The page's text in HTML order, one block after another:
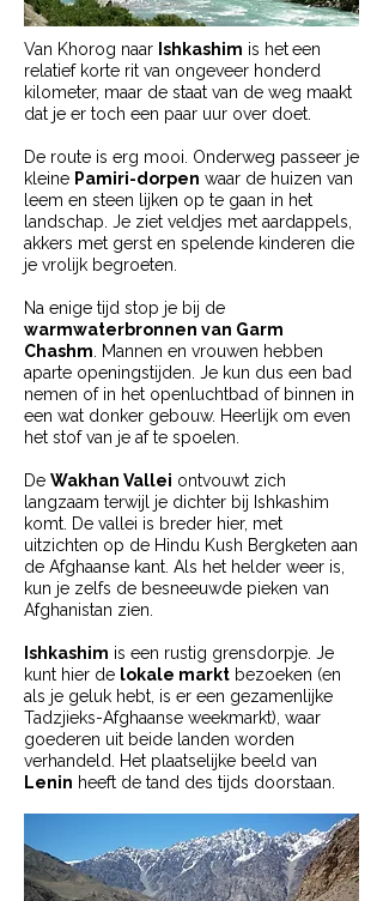
Van Khorog naar Ishkashim is heteen
relatief korte rit van ongeveer honderd
kilometer, maar de staat van de weg maakt
dat je er toch een paar uur over doet.
De route is erg mooi. Onderweg passeer je
kleine Pamiri-dorpen waar de huizen van
leem en steen lijken op te gaan in het
landschap. Je ziet veldjes met aardappels,
akkers met gerst en spelende kinderen die
je vrolijk begroeten.
Na enige tijd stop je bij de
warmwaterbronnen van Garm
Chashm . Mannen en vrouwen hebben
aparte openingstijden. Je kun dus een bad
nemen of in het openluchtbad of binnen in
een wat donker gebouw. Heerlijk om even
het stof van je af te spoelen.
De Wakhan Vallei ontvouwt zich
langzaam terwijl je dichter bij Ishkashim
komt. De vallei is breder hier, met
uitzichten op de Hindu Kush Bergketen aan
de Afghaanse kant. Als het helder weer is,
kun je zelfs de besneeuwde pieken van
Afghanistan zien.
Ishkashim is een rustig grensdorpje. Je
kunt hier de lokale markt bezoeken (en
als je geluk hebt, is er een gezamenlijke
Tadzjieks-Afghaanse weekmarkt), waar
goederen uit beide landen worden
verhandeld. Het plaatselijke beeld van
Lenin heeft de tand des tijds doorstaan.